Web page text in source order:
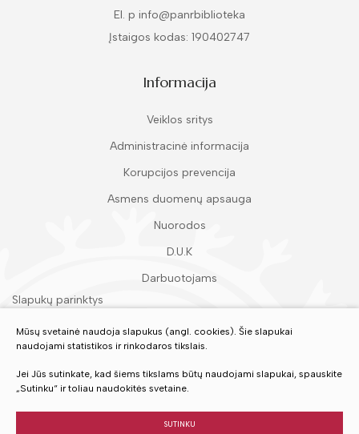
El. p info@panrbiblioteka
Įstaigos kodas: 190402747
Informacija
Veiklos sritys
Administracinė informacija
Korupcijos prevencija
Asmens duomenų apsauga
Nuorodos
D.U.K
Darbuotojams
Slapukų parinktys
Įvertinkite mūsų paslaugas
Mūsų svetainė naudoja slapukus (angl. cookies). Šie slapukai
naudojami statistikos ir rinkodaros tikslais.
Jei Jūs sutinkate, kad šiems tikslams būtų naudojami slapukai, spauskite
„Sutinku“ ir toliau naudokitės svetaine.
SUTINKU